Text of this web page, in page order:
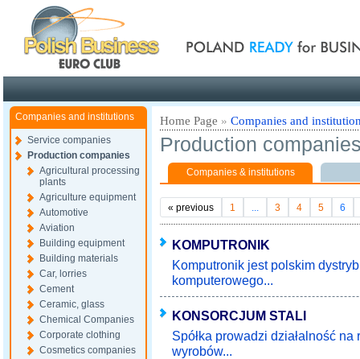
Companies and institutions
Service companies
Production companies
Agricultural processing
plants
Agriculture equipment
Automotive
Aviation
Building equipment
Building materials
Car, lorries
Cement
Ceramic, glass
Chemical Companies
Corporate clothing
Cosmetics companies
Home Page » Companies and
Production
Companies & institutions
« previous 1 3 4 5 6
KOMPUTRONIK
Komputronik jest polskim
komputerowego...
KONSORCJUM STALI
Spółka prowadzi działalność
wyrobów...